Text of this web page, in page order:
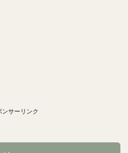
ンサーリンク